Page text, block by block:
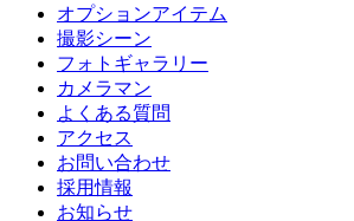
オプションアイテム
撮影シーン
フォトギャラリー
カメラマン
よくある質問
アクセス
お問い合わせ
採用情報
お知らせ